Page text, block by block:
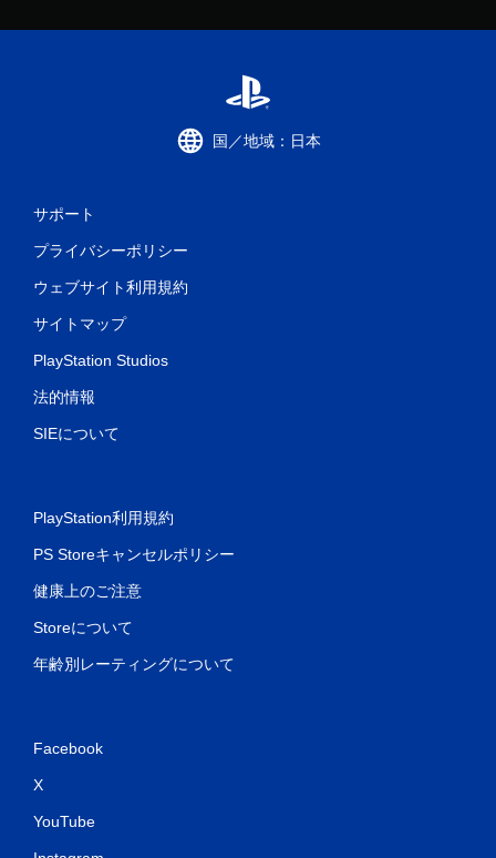
国／地域：日本
サポート
プライバシーポリシー
ウェブサイト利用規約
サイトマップ
PlayStation Studios
法的情報
SIEについて
PlayStation利用規約
PS Storeキャンセルポリシー
健康上のご注意
Storeについて
年齢別レーティングについて
Facebook
X
YouTube